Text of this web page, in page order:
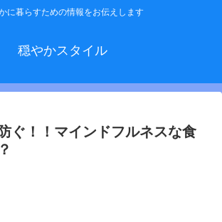
に暮らすための情報をお伝えします
穏やかスタイル
ぐ！！マインドフルネスな食